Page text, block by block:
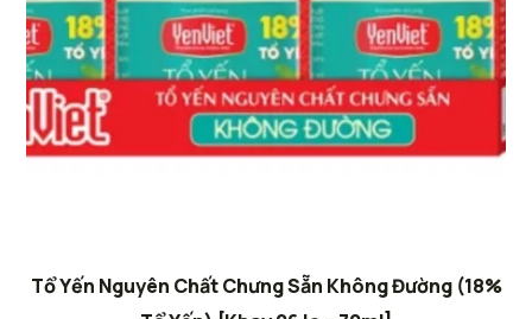
Tổ Yến Nguyên Chất Chưng Sẵn Không Đường (18%